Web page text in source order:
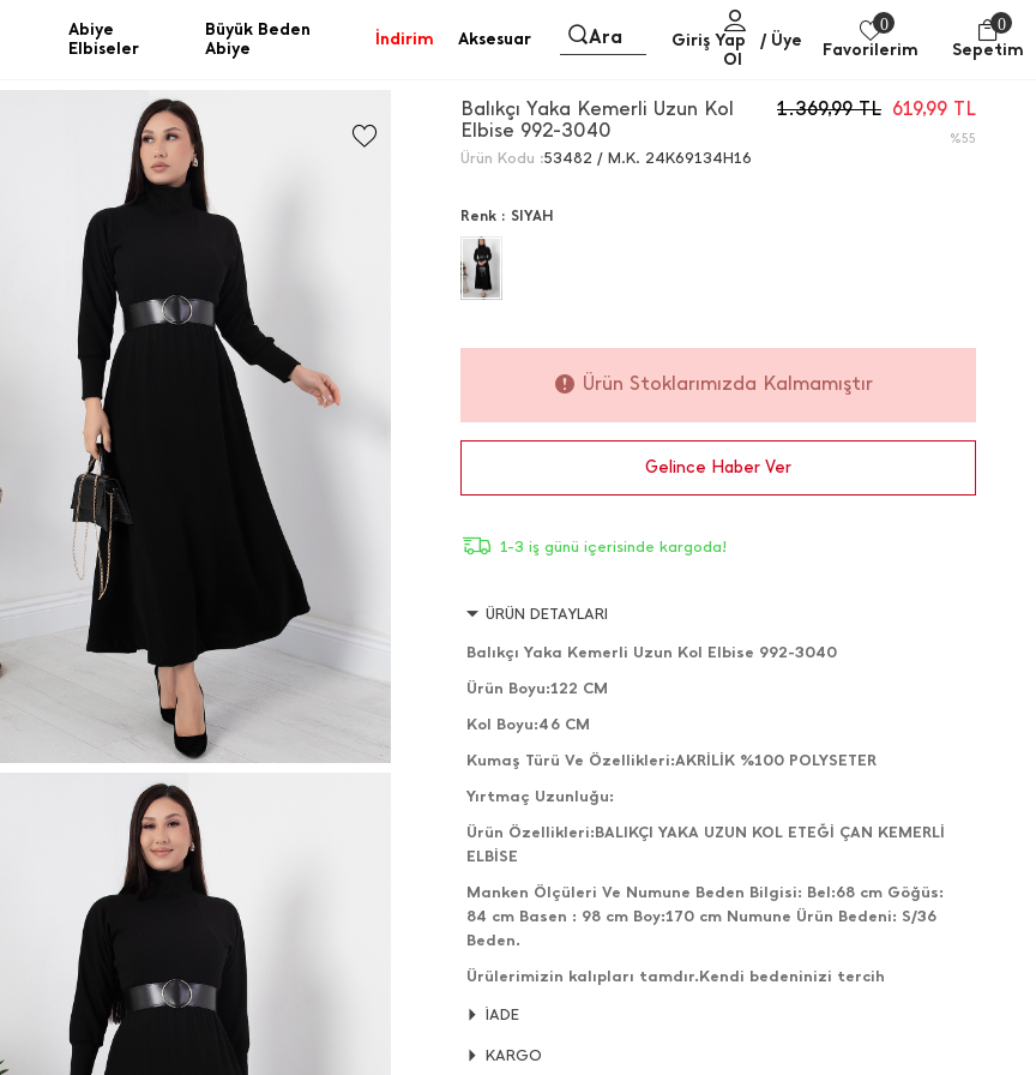
Abiye
Elbiseler
Büyük Beden
Abiye
İndirim Aksesuar Ara Giriş Yap
/ Üye
Ol
0
Favorilerim
0
Sepetim
Balıkçı Yaka Kemerli Uzun Kol
Elbise 992-3040
Ürün Kodu :53482 / M.K. 24K69134H16
1.369,99TL 619,99 TL
%55
Renk : SIYAH
Ürün Stoklarımızda Kalmamıştır
Gelince Haber Ver
1-3 iş günü içerisinde kargoda!
ÜRÜN DETAYLARI
Balıkçı Yaka Kemerli Uzun Kol Elbise 992-3040
Ürün Boyu:122 CM
Kol Boyu:46 CM
Kumaş Türü Ve Özellikleri:AKRİLİK %100 POLYSETER
Yırtmaç Uzunluğu:
Ürün Özellikleri:BALIKÇI YAKA UZUN KOL ETEĞİ ÇAN KEMERLİ
ELBİSE
Manken Ölçüleri Ve Numune Beden Bilgisi: Bel:68 cm Göğüs:
84 cm Basen : 98 cm Boy:170 cm Numune Ürün Bedeni: S/36
Beden.
Ürülerimizin kalıpları tamdır.Kendi bedeninizi tercih
İADE
KARGO